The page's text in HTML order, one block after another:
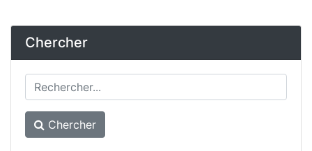
Chercher
Chercher